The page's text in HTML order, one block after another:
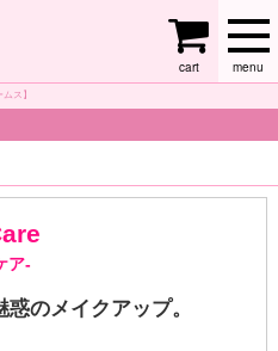
menu
cart
ス】
ア-
のメイクアップ。